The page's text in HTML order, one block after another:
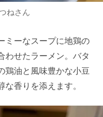
ねさん
ミーなスープに地鶏の
わせたラーメン。バタ
鶏油と風味豊かな小豆
香りを添えます。